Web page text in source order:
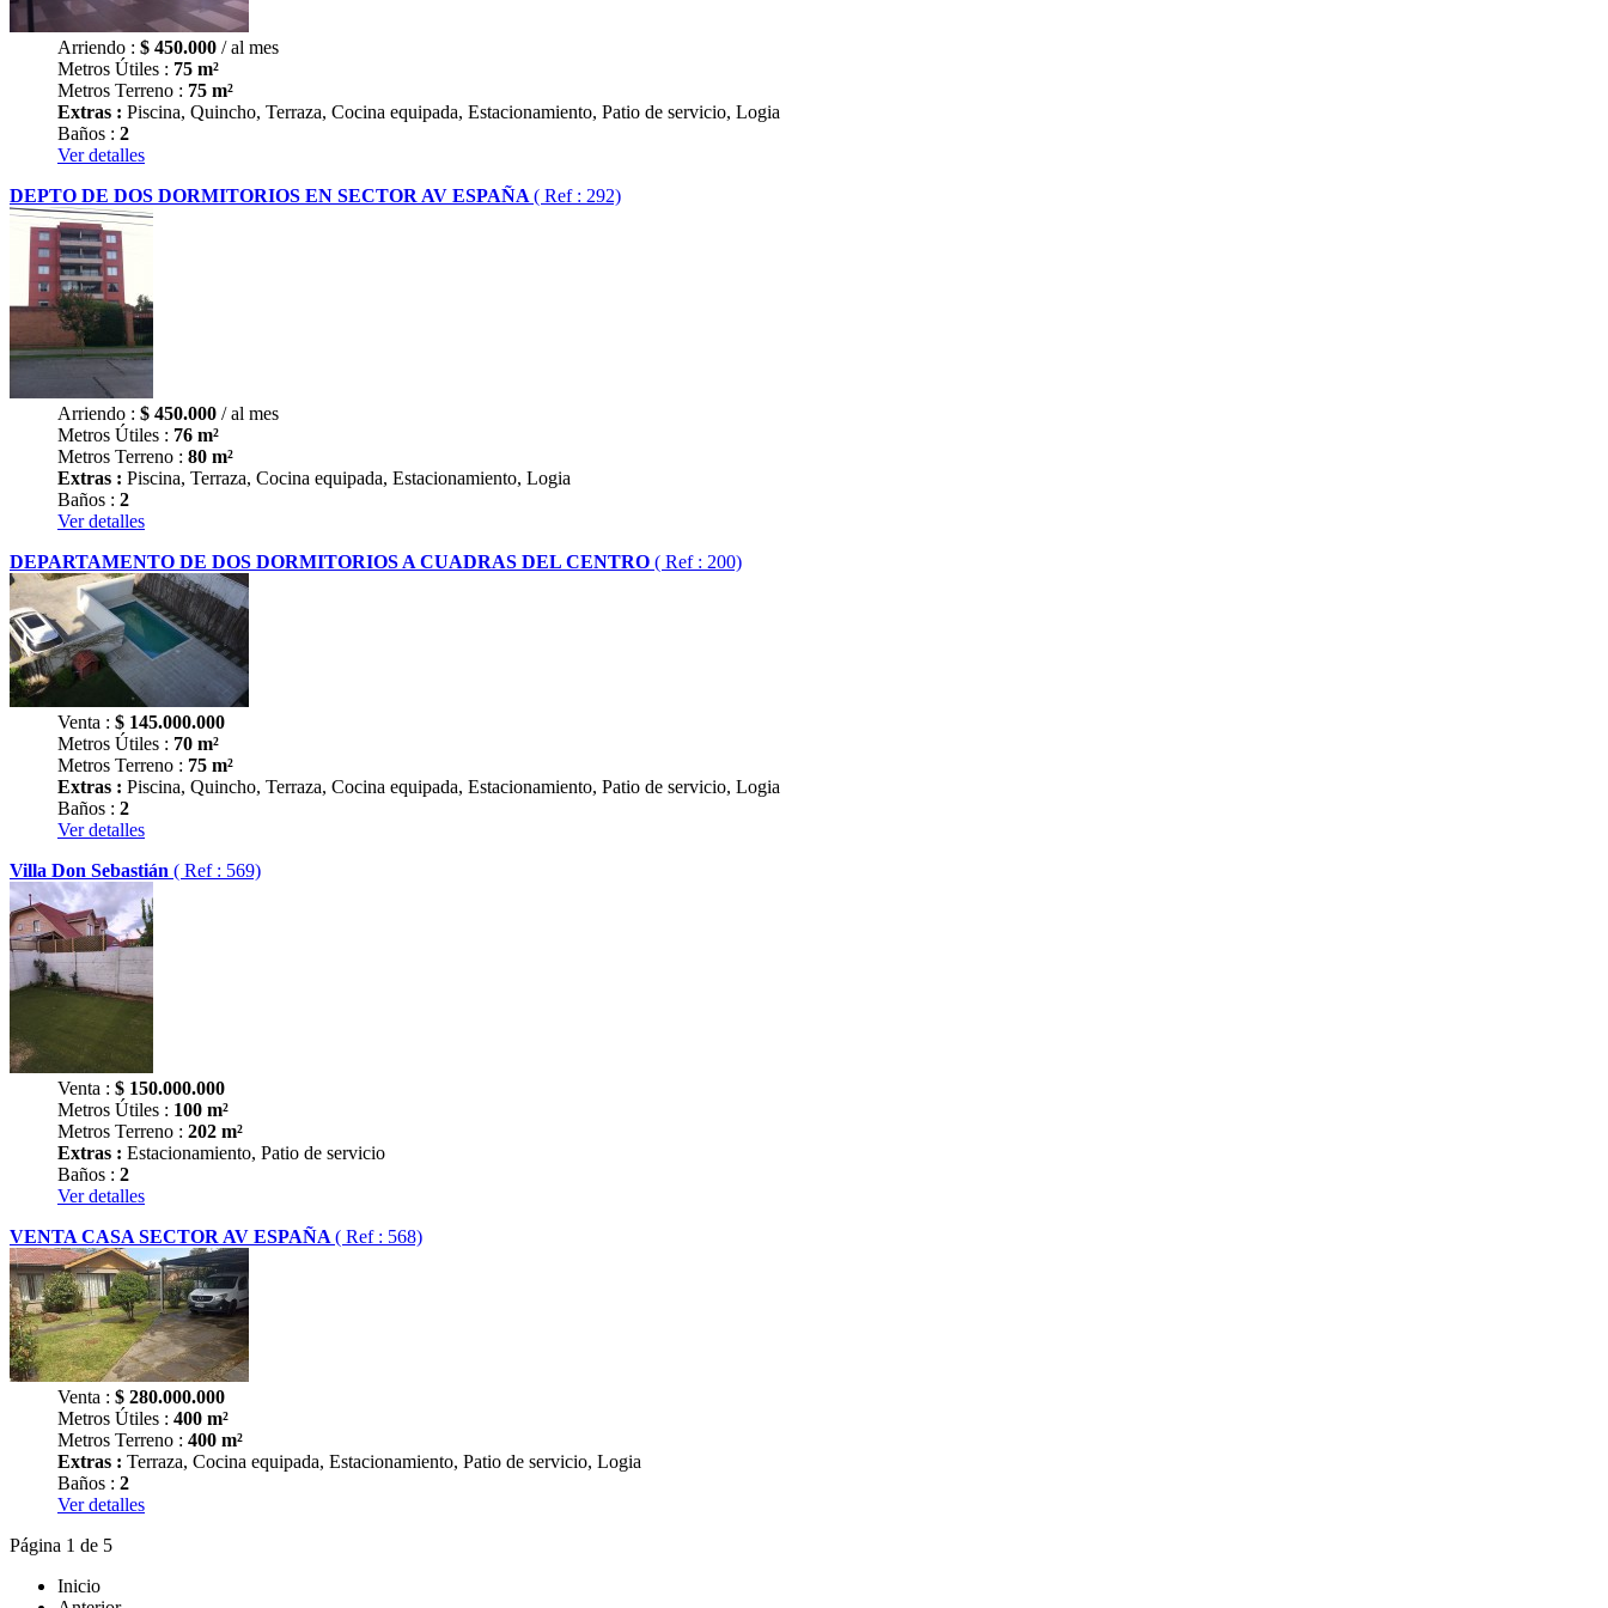
Arriendo : $ 450.000 / al mes
Metros Útiles : 75 m²
Metros Terreno : 75 m²
Extras : Piscina, Quincho, Terraza, Cocina equipada, Estacionamiento, Patio de servicio, Logia
Baños : 2
Ver detalles
DEPTO DE DOS DORMITORIOS EN SECTOR AV ESPAÑA ( Ref : 292)
Arriendo : $ 450.000 / al mes
Metros Útiles : 76 m²
Metros Terreno : 80 m²
Extras : Piscina, Terraza, Cocina equipada, Estacionamiento, Logia
Baños : 2
Ver detalles
DEPARTAMENTO DE DOS DORMITORIOS A CUADRAS DEL CENTRO ( Ref : 200)
Venta : $ 145.000.000
Metros Útiles : 70 m²
Metros Terreno : 75 m²
Extras : Piscina, Quincho, Terraza, Cocina equipada, Estacionamiento, Patio de servicio, Logia
Baños : 2
Ver detalles
Villa Don Sebastián ( Ref : 569)
Venta : $ 150.000.000
Metros Útiles : 100 m²
Metros Terreno : 202 m²
Extras : Estacionamiento, Patio de servicio
Baños : 2
Ver detalles
VENTA CASA SECTOR AV ESPAÑA ( Ref : 568)
Venta : $ 280.000.000
Metros Útiles : 400 m²
Metros Terreno : 400 m²
Extras : Terraza, Cocina equipada, Estacionamiento, Patio de servicio, Logia
Baños : 2
Ver detalles
Página 1 de 5
Inicio